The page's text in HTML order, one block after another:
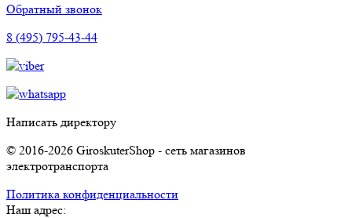
Обратный звонок
8 (495) 795-43-44
Написать директору
© 2016-2026 GiroskuterShop - сеть магазинов
электротранспорта
Политика конфиденциальности
Наш адрес: